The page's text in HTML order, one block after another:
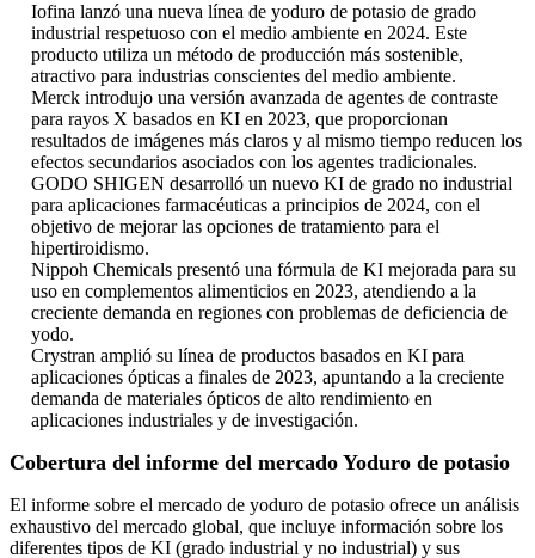
Iofina lanzó una nueva línea de yoduro de potasio de grado
industrial respetuoso con el medio ambiente en 2024. Este
producto utiliza un método de producción más sostenible,
atractivo para industrias conscientes del medio ambiente.
Merck introdujo una versión avanzada de agentes de contraste
para rayos X basados ​​en KI en 2023, que proporcionan
resultados de imágenes más claros y al mismo tiempo reducen los
efectos secundarios asociados con los agentes tradicionales.
GODO SHIGEN desarrolló un nuevo KI de grado no industrial
para aplicaciones farmacéuticas a principios de 2024, con el
objetivo de mejorar las opciones de tratamiento para el
hipertiroidismo.
Nippoh Chemicals presentó una fórmula de KI mejorada para su
uso en complementos alimenticios en 2023, atendiendo a la
creciente demanda en regiones con problemas de deficiencia de
yodo.
Crystran amplió su línea de productos basados ​​en KI para
aplicaciones ópticas a finales de 2023, apuntando a la creciente
demanda de materiales ópticos de alto rendimiento en
aplicaciones industriales y de investigación.
Cobertura del informe del mercado Yoduro de potasio
El informe sobre el mercado de yoduro de potasio ofrece un análisis
exhaustivo del mercado global, que incluye información sobre los
diferentes tipos de KI (grado industrial y no industrial) y sus